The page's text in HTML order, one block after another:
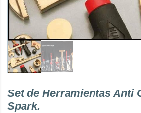
Set de Herramientas Anti
Spark.